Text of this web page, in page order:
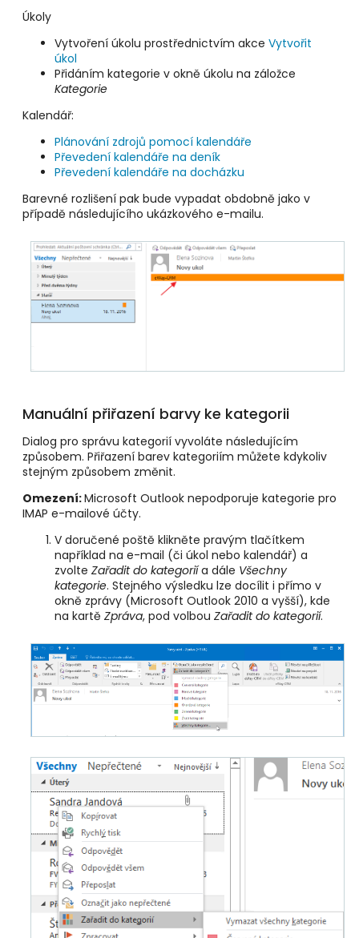
Úkoly
Vytvoření úkolu prostřednictvím akce Vytvořit
úkol
Přidáním kategorie v okně úkolu na záložce
Kategorie
Kalendář:
Plánování zdrojů pomocí kalendáře
Převedení kalendáře na deník
Převedení kalendáře na docházku
Barevné rozlišení pak bude vypadat obdobně jako v
případě následujícího ukázkového e-mailu.
Manuální přiřazení barvy ke kategorii
Dialog pro správu kategorií vyvoláte následujícím
způsobem. Přiřazení barev kategoriím můžete kdykoliv
stejným způsobem změnit.
Omezení:Microsoft Outlook nepodporuje kategorie pro
IMAP e-mailové účty.
V doručené poště klikněte pravým tlačítkem
například na e-mail (či úkol nebo kalendář) a
zvolte Zařadit do kategoriía dále Všechny
kategorie. Stejného výsledku lze docílit i přímo v
okně zprávy (Microsoft Outlook 2010 a vyšší), kde
na kartě Zpráva, pod volbou Zařadit do kategorií.